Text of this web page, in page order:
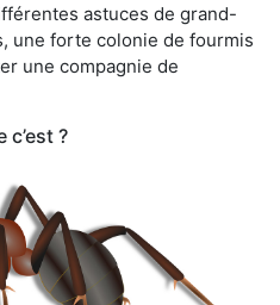
astuces de grand-
une forte colonie de fourmis
une compagnie de
c’est ?